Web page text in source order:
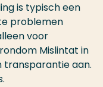
is typisch een
problemen
voor
Mislintat in
aan.